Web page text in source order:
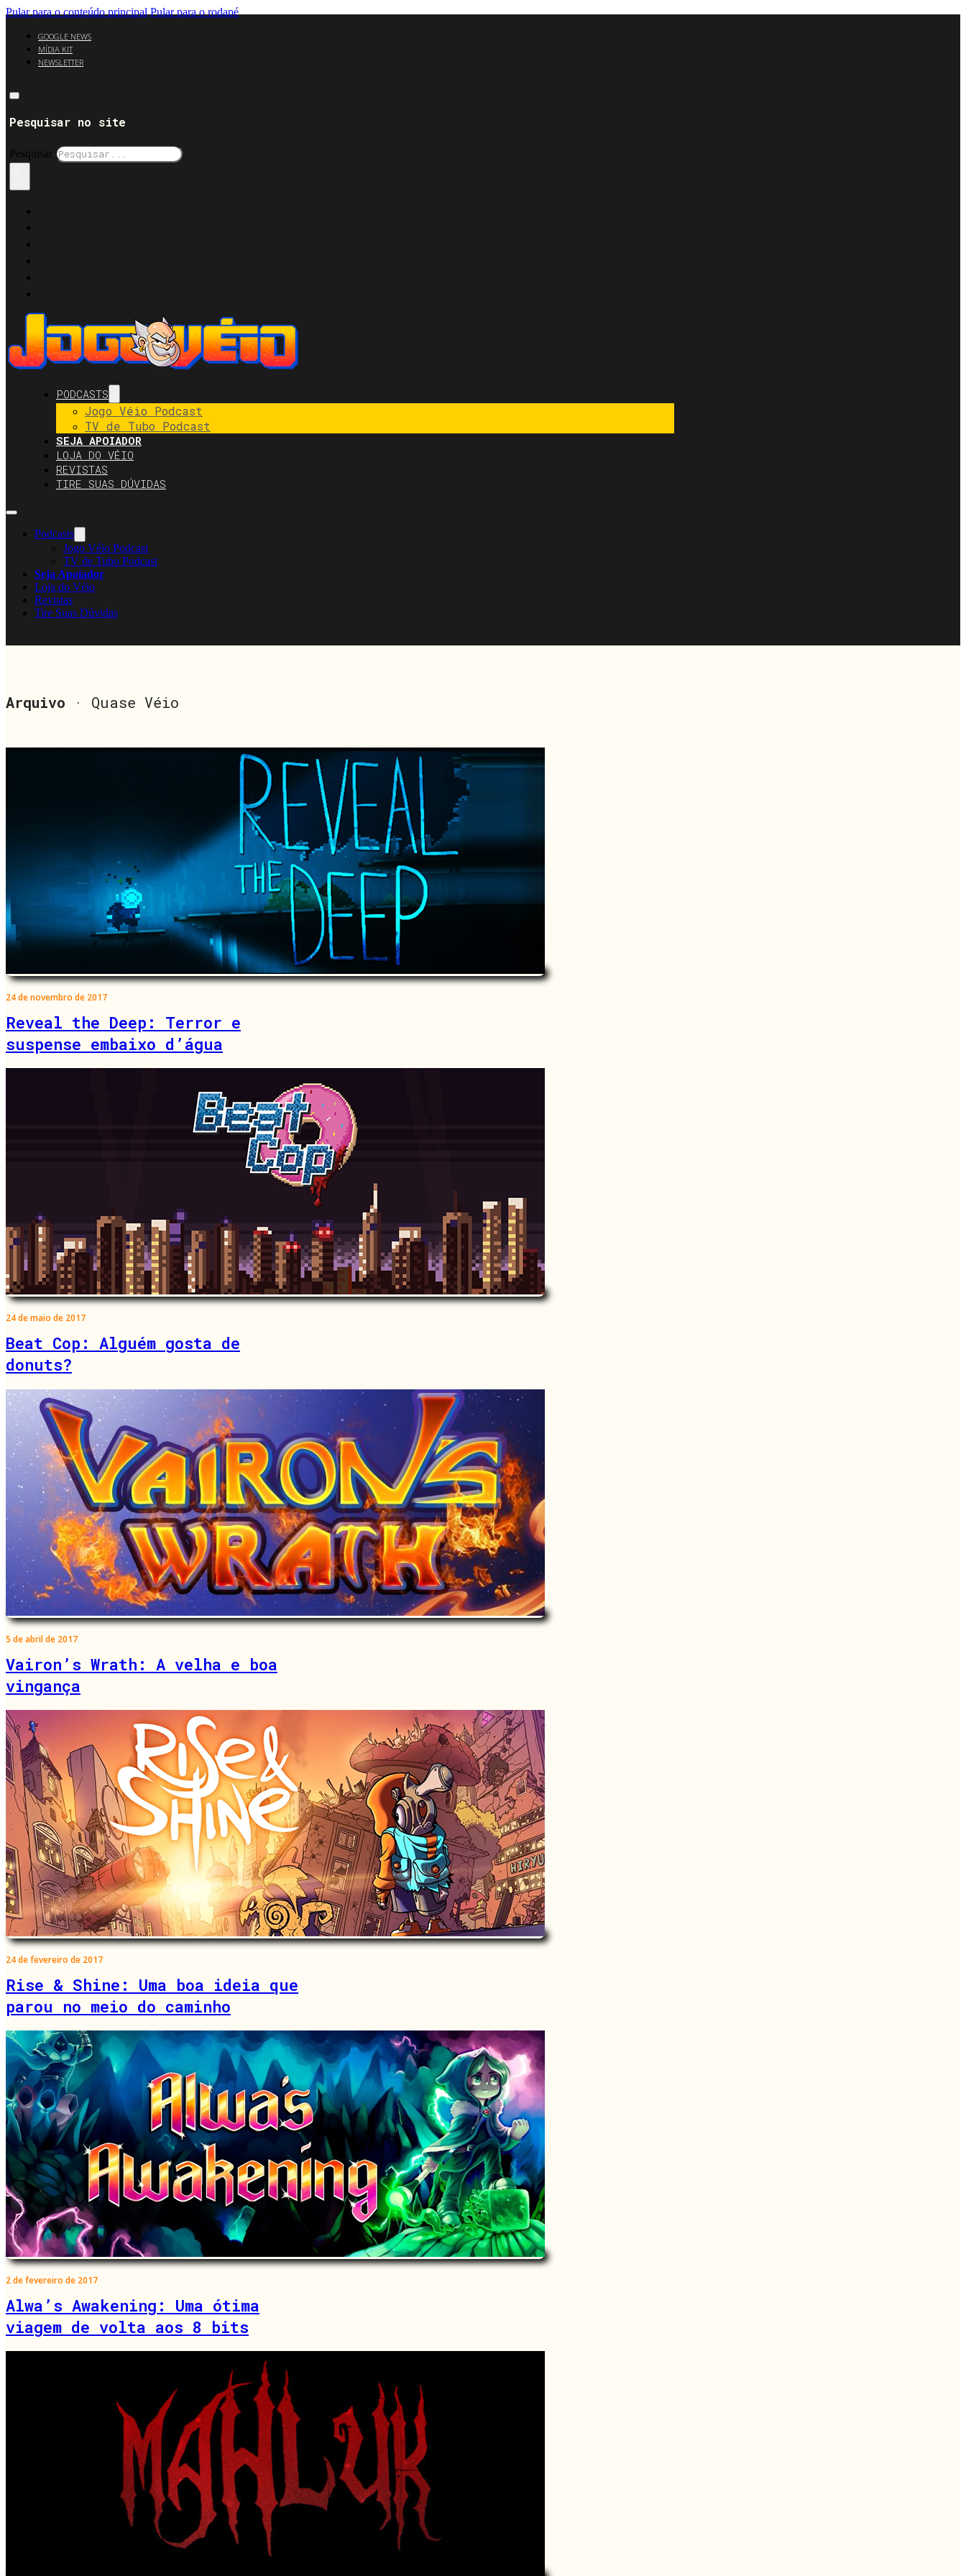
Pular para o conteúdo principal Pular para o rodapé
GOOGLE NEWS
MÍDIA KIT
NEWSLETTER
Pesquisar no site
Pesquisar
PODCASTS
Jogo Véio Podcast
TV de Tubo Podcast
SEJA APOIADOR
LOJA DO VÉIO
REVISTAS
TIRE SUAS DÚVIDAS
Podcasts
Jogo Véio Podcast
TV de Tubo Podcast
Seja Apoiador
Loja do Véio
Revistas
Tire Suas Dúvidas
Arquivo · Quase Véio
24 de novembro de 2017
Reveal the Deep: Terror e
suspense embaixo d’água
24 de maio de 2017
Beat Cop: Alguém gosta de
donuts?
5 de abril de 2017
Vairon’s Wrath: A velha e boa
vingança
24 de fevereiro de 2017
Rise & Shine: Uma boa ideia que
parou no meio do caminho
2 de fevereiro de 2017
Alwa’s Awakening: Uma ótima
viagem de volta aos 8 bits